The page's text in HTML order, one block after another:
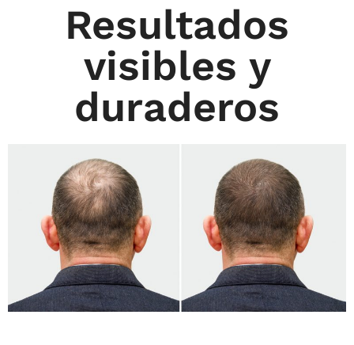
Resultados
visibles y
duraderos